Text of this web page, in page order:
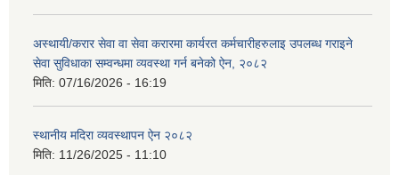
अस्थायी/करार सेवा वा सेवा करारमा कार्यरत कर्मचारीहरुलाइ उपलब्ध गराइने
सेवा सुविधाका सम्वन्धमा व्यवस्था गर्न बनेको ऐन, २०८२
मिति: 07/16/2026 - 16:19
स्थानीय मदिरा व्यवस्थापन ऐन २०८२
मिति: 11/26/2025 - 11:10